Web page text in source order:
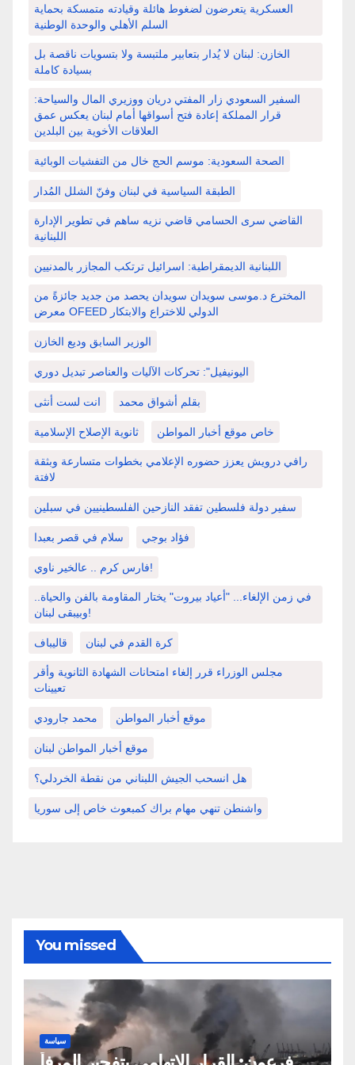
العسكرية يتعرضون لضغوط هائلة وقيادته متمسكة بحماية
السلم الأهلي والوحدة الوطنية
الخازن: لبنان لا يُدار بتعابير ملتبسة ولا بتسويات ناقصة بل
بسيادة كاملة
السفير السعودي زار المفتي دريان ووزيري المال والسياحة:
قرار المملكة إعادة فتح أسواقها أمام لبنان يعكس عمق
العلاقات الأخوية بين البلدين
الصحة السعودية: موسم الحج خال من التفشيات الوبائية
الطبقة السياسية في لبنان وفنّ الشلل المُدار
القاضي سرى الحسامي قاضي نزيه ساهم في تطوير الإدارة
اللبنانية
اللبنانية الديمقراطية: اسرائيل ترتكب المجازر بالمدنيين
المخترع د.موسى سويدان سويدان يحصد من جديد جائزةً من
معرض OFEED الدولي للاختراع والابتكار
الوزير السابق وديع الخازن
اليونيفيل": تحركات الآليات والعناصر تبديل دوري
انت لست أنثى بقلم أشواق محمد
ثانوية الإصلاح الإسلامية خاص موقع أخبار المواطن
رافي درويش يعزز حضوره الإعلامي بخطوات متسارعة وبثقة
لافتة
سفير دولة فلسطين تفقد النازحين الفلسطينيين في سبلين
سلام في قصر بعبدا فؤاد بوجي
فارس كرم .. عالخير ناوي!
في زمن الإلغاء... "أعياد بيروت" يختار المقاومة بالفن والحياة..
وبيبقى لبنان!
قاليباف كرة القدم في لبنان
مجلس الوزراء قرر إلغاء امتحانات الشهادة الثانوية وأقر
تعيينات
محمد جارودي موقع أخبار المواطن
موقع أخبار المواطن لبنان
هل انسحب الجيش اللبناني من نقطة الخردلي؟
واشنطن تنهي مهام براك كمبعوث خاص إلى سوريا
You missed
سياسة